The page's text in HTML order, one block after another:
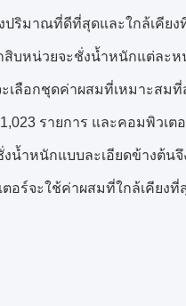
ริมาณที่ดีที่สุดและใกล้เคียง
บหน่วยจะชั่งน้ำหนักแต่ละห
ลือกชุดค่าผสมที่เหมาะสมที่
รายการ และคอมพิวเตอ
น้ำหนักแบบละเอียดข้างต้น
อร์จะใช้ค่าผสมที่ใกล้เคียง